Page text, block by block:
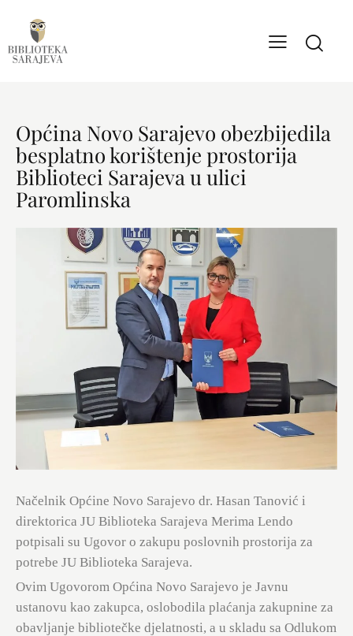
Općina Novo Sarajevo obezbijedila
besplatno korištenje prostorija
Biblioteci Sarajeva u ulici
Paromlinska
Načelnik Općine Novo Sarajevo dr. Hasan Tanović i
direktorica JU Biblioteka Sarajeva Merima Lendo
potpisali su Ugovor o zakupu poslovnih prostorija za
potrebe JU Biblioteka Sarajeva.
Ovim Ugovorom Općina Novo Sarajevo je Javnu
ustanovu kao zakupca, oslobodila plaćanja zakupnine za
obavljanje bibliotečke djelatnosti, a u skladu sa Odlukom